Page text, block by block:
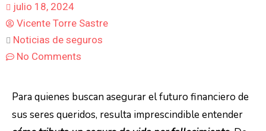
julio 18, 2024
Vicente Torre Sastre
Noticias de seguros
No Comments
Para quienes buscan asegurar el futuro financiero de
sus seres queridos, resulta imprescindible entender